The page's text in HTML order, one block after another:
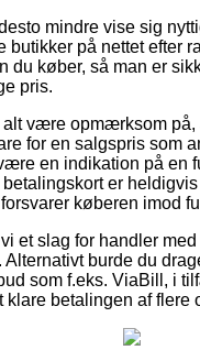
mindre vise sig
butikker på nettet efter
du køber, så man er
pris.
alt være opmærksom på,
for en salgspris som
en indikation på en
er heldigvis
køberen imod
et slag for handler
Alternativt burde du
som f.eks. ViaBill, i
betalingen af flere